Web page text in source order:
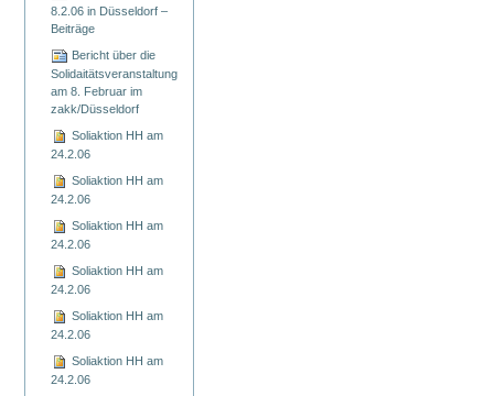
8.2.06 in Düsseldorf –
Beiträge
Bericht über die
Solidaitätsveranstaltung
am 8. Februar im
zakk/Düsseldorf
Soliaktion HH am
24.2.06
Soliaktion HH am
24.2.06
Soliaktion HH am
24.2.06
Soliaktion HH am
24.2.06
Soliaktion HH am
24.2.06
Soliaktion HH am
24.2.06